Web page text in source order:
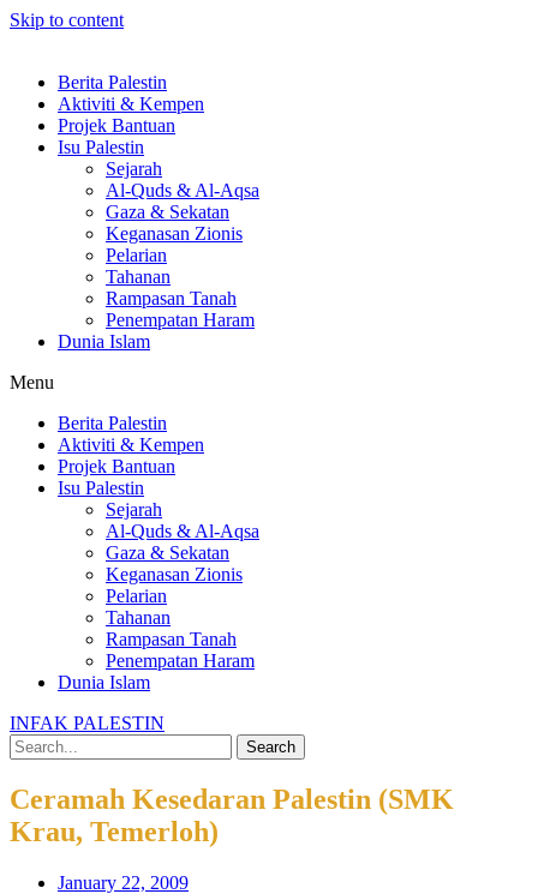
Skip to content
Berita Palestin
Aktiviti & Kempen
Projek Bantuan
Isu Palestin
Sejarah
Al-Quds & Al-Aqsa
Gaza & Sekatan
Keganasan Zionis
Pelarian
Tahanan
Rampasan Tanah
Penempatan Haram
Dunia Islam
Menu
Berita Palestin
Aktiviti & Kempen
Projek Bantuan
Isu Palestin
Sejarah
Al-Quds & Al-Aqsa
Gaza & Sekatan
Keganasan Zionis
Pelarian
Tahanan
Rampasan Tanah
Penempatan Haram
Dunia Islam
INFAK PALESTIN
Search
Ceramah Kesedaran Palestin (SMK
Krau, Temerloh)
January 22, 2009